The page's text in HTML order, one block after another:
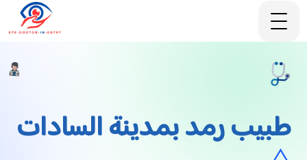
طبيب رمد بمدينة السادات